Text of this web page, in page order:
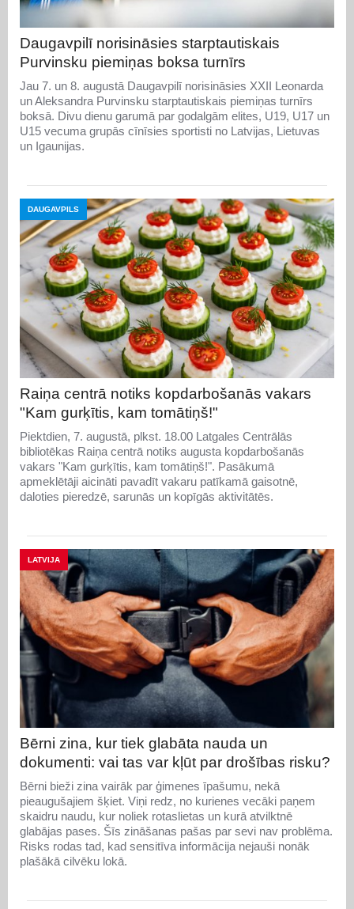
Daugavpilī norisināsies starptautiskais
Purvinsku piemiņas boksa turnīrs
Jau 7. un 8. augustā Daugavpilī norisināsies XXII Leonarda
un Aleksandra Purvinsku starptautiskais piemiņas turnīrs
boksā. Divu dienu garumā par godalgām elites, U19, U17 un
U15 vecuma grupās cīnīsies sportisti no Latvijas, Lietuvas
un Igaunijas.
DAUGAVPILS
Raiņa centrā notiks kopdarbošanās vakars
"Kam gurķītis, kam tomātiņš!"
Piektdien, 7. augustā, plkst. 18.00 Latgales Centrālās
bibliotēkas Raiņa centrā notiks augusta kopdarbošanās
vakars "Kam gurķītis, kam tomātiņš!". Pasākumā
apmeklētāji aicināti pavadīt vakaru patīkamā gaisotnē,
daloties pieredzē, sarunās un kopīgās aktivitātēs.
LATVIJA
Bērni zina, kur tiek glabāta nauda un
dokumenti: vai tas var kļūt par drošības risku?
Bērni bieži zina vairāk par ģimenes īpašumu, nekā
pieaugušajiem šķiet. Viņi redz, no kurienes vecāki paņem
skaidru naudu, kur noliek rotaslietas un kurā atvilktnē
glabājas pases. Šīs zināšanas pašas par sevi nav problēma.
Risks rodas tad, kad sensitīva informācija nejauši nonāk
plašākā cilvēku lokā.